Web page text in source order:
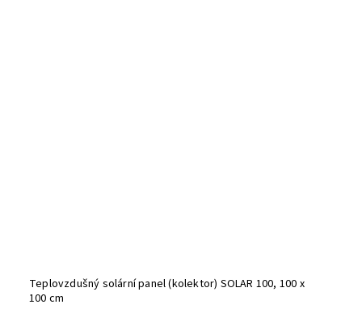
Teplovzdušný solární panel (kolektor) SOLAR 100, 100 x
100 cm